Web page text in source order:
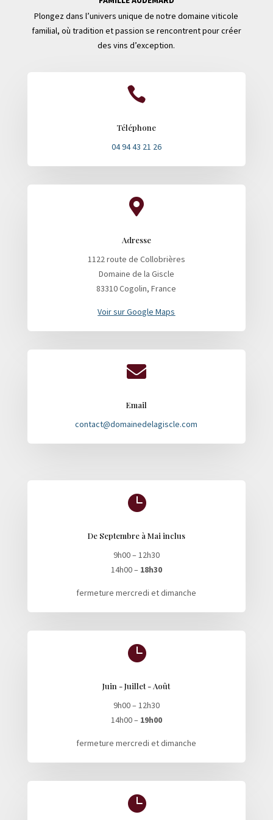
Plongez dans l’univers unique de notre domaine viticole
familial, où tradition et passion se rencontrent pour créer
des vins d’exception.

Téléphone
04 94 43 21 26

Adresse
1122 route de Collobrières
Domaine de la Giscle
83310 Cogolin, France
Voir sur Google Maps

Email
contact@domainedelagiscle.com

De Septembre à Mai inclus
9h00 – 12h30
14h00 – 18h30
fermeture mercredi et dimanche

Juin - Juillet - Août
9h00 – 12h30
14h00 – 19h00
fermeture mercredi et dimanche
